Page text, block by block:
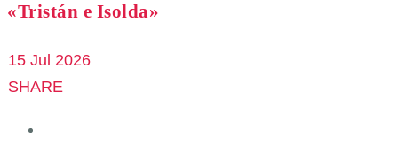
«Tristán e Isolda»
15 Jul 2026
SHARE